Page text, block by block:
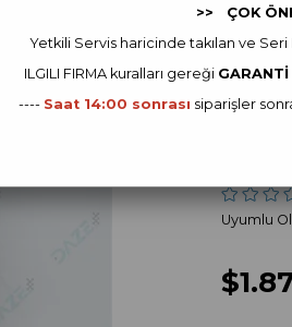
DJI Agras T10 Yedek
DJI
Uyumlu
>> ÇOK
Yetkili Servis haricinde takılan ve
ILGILI FIRMA kuralları gereği
---- Saat 14:00 sonrası siparişler